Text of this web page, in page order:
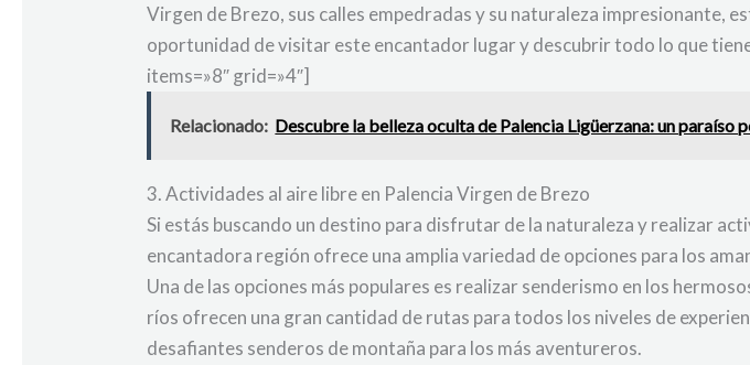
Virgen de Brezo, sus calles empedradas y su naturaleza impresionante,
oportunidad de visitar este encantador lugar y descubrir todo lo que
items=»8″ grid=»4″]
Relacionado: Descubre la belleza oculta de Palencia Ligüerzana: un paraíso
3. Actividades al aire libre en Palencia Virgen de Brezo
Si estás buscando un destino para disfrutar de la naturaleza y realizar
encantadora región ofrece una amplia variedad de opciones para los
Una de las opciones más populares es realizar senderismo en los
ríos ofrecen una gran cantidad de rutas para todos los niveles de
desafiantes senderos de montaña para los más aventureros.